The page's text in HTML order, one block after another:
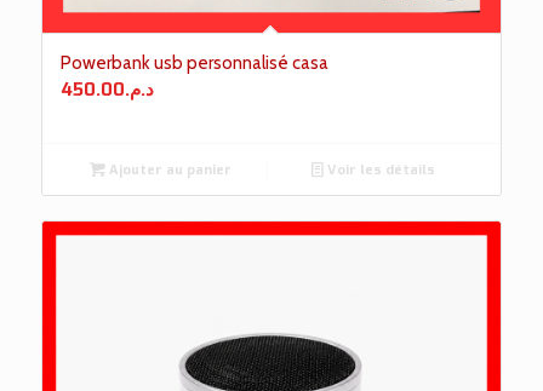
Powerbank usb personnalisé casa
د.م.450.00
Ajouter au panier Voir les détails